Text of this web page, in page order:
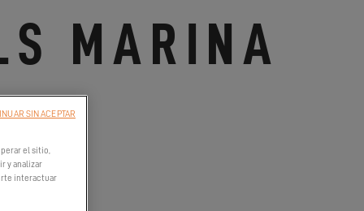
MARINA
el sitio,
y analizar
interactuar
SIN ACEPTAR